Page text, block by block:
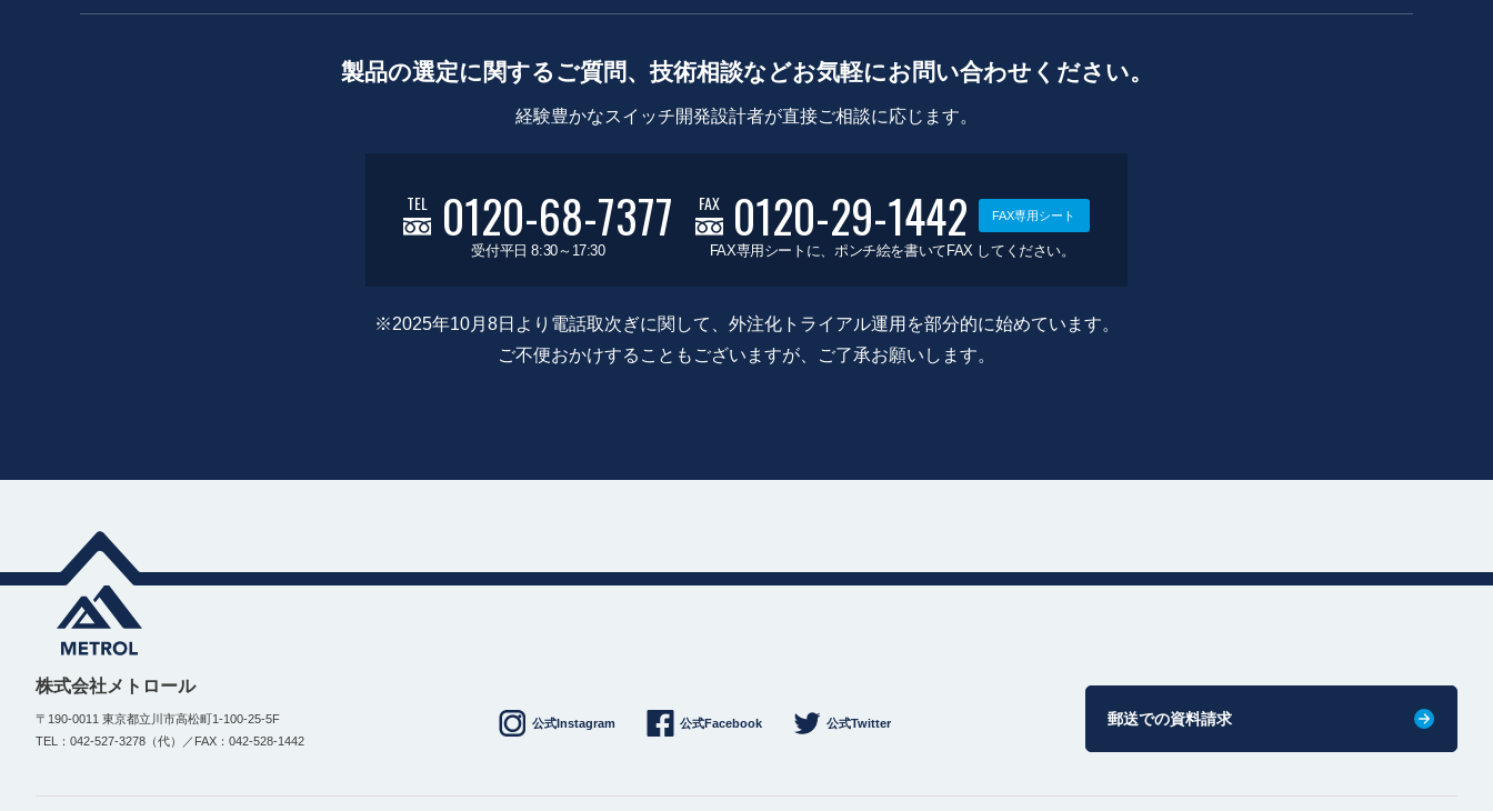
製品の選定に関するご質問、技術相談などお気軽にお問い合わせください。
経験豊かなスイッチ開発設計者が直接ご相談に応じます。
TEL 0120-68-7377
受付平日 8:30～17:30
FAX 0120-29-1442 FAX専用シート
FAX専用シートに、ポンチ絵を書いてFAX してください。
※2025年10月8日より電話取次ぎに関して、外注化トライアル運用を部分的に始めています。
ご不便おかけすることもございますが、ご了承お願いします。
株式会社メトロール
〒190-0011 東京都立川市高松町1-100-25-5F
TEL：042-527-3278（代）／FAX：042-528-1442
公式Instagram 公式Facebook 公式Twitter 郵送での資料請求